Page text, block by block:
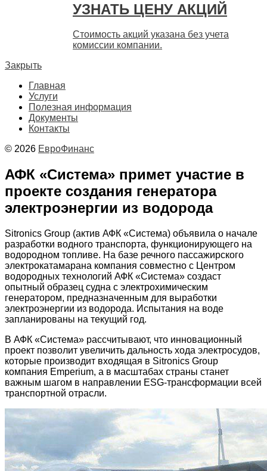
УЗНАТЬ ЦЕНУ АКЦИЙ
Стоимость акций указана без учета
комиссии компании.
Закрыть
Главная
Услуги
Полезная информация
Документы
Контакты
© 2026 ЕвроФинанс
АФК «Система» примет участие в
проекте создания генератора
электроэнергии из водорода
Sitronics Group (актив АФК «Система) объявила о начале
разработки водного транспорта, функционирующего на
водородном топливе. На базе речного пассажирского
электрокатамарана компания совместно с Центром
водородных технологий АФК «Система» создаст
опытный образец судна с электрохимическим
генератором, предназначенным для выработки
электроэнергии из водорода. Испытания на воде
запланированы на текущий год.
В АФК «Система» рассчитывают, что инновационный
проект позволит увеличить дальность хода электросудов,
которые производит входящая в Sitronics Group
компания Emperium, а в масштабах страны станет
важным шагом в направлении ESG-трансформации всей
транспортной отрасли.